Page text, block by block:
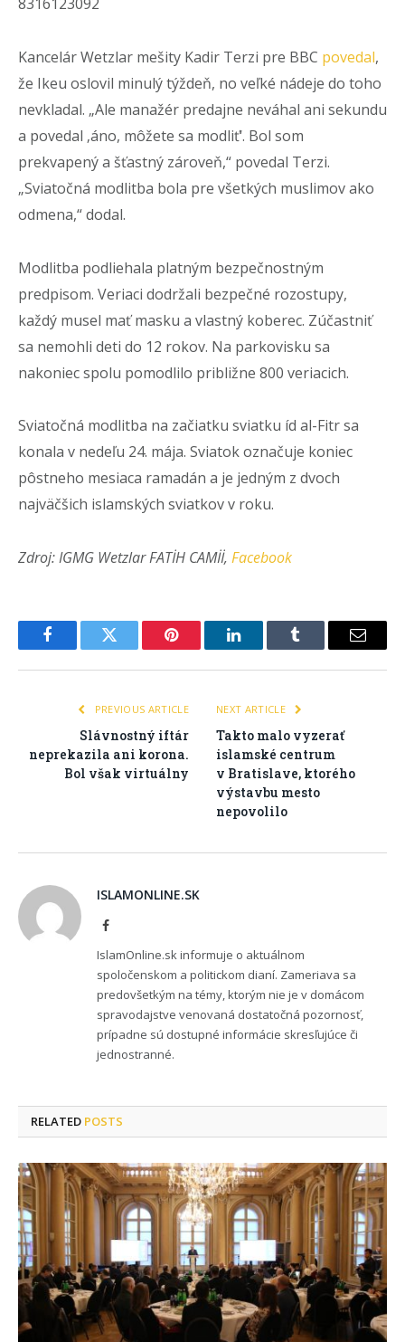
Kancelár Wetzlar mešity Kadir Terzi pre BBC povedal,
že Ikeu oslovil minulý týždeň, no veľké nádeje do toho
nevkladal. „Ale manažér predajne neváhal ani sekundu
a povedal ‚áno, môžete sa modliť‘. Bol som
prekvapený a šťastný zároveň,“ povedal Terzi.
„Sviatočná modlitba bola pre všetkých muslimov ako
odmena,“ dodal.
Modlitba podliehala platným bezpečnostným
predpisom. Veriaci dodržali bezpečné rozostupy,
každý musel mať masku a vlastný koberec. Zúčastniť
sa nemohli deti do 12 rokov. Na parkovisku sa
nakoniec spolu pomodlilo približne 800 veriacich.
Sviatočná modlitba na začiatku sviatku íd al-Fitr sa
konala v nedeľu 24. mája. Sviatok označuje koniec
pôstneho mesiaca ramadán a je jedným z dvoch
najväčšich islamských sviatkov v roku.
Zdroj: IGMG Wetzlar FATİH CAMİİ, Facebook
FacebookTwitter Pinterest LinkedInTumblr Email
PREVIOUS ARTICLE
Slávnostný iftár
neprekazila ani korona.
Bol však virtuálny
NEXT ARTICLE
Takto malo vyzerať
islamské centrum
v Bratislave, ktorého
výstavbu mesto
nepovolilo
ISLAMONLINE.SK
Facebook
IslamOnline.sk informuje o aktuálnom
spoločenskom a politickom dianí. Zameriava sa
predovšetkým na témy, ktorým nie je v domácom
spravodajstve venovaná dostatočná pozornosť,
prípadne sú dostupné informácie skresľujúce či
jednostranné.
RELATED POSTS